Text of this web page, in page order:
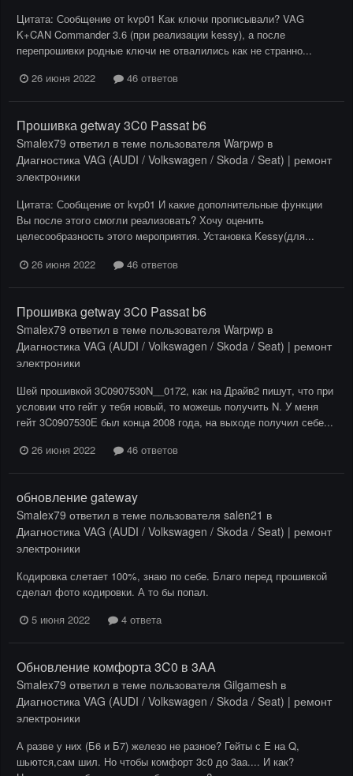
Цитата: Сообщение от kvp01 Как ключи прописывали? VAG
K+CAN Commander 3.6 (при реализации kessy), а после
перепрошивки родные ключи не отвалились как не странно...
26 июня 2022
46 ответов
Прошивка getway 3C0 Passat b6
Smalex79 ответил в теме пользователя Warpwp в
Диагностика VAG (AUDI / Volkswagen / Skoda / Seat) | ремонт
электроники
Цитата: Сообщение от kvp01 И какие дополнительные функции
Вы после этого смогли реализовать? Хочу оценить
целесообразность этого мероприятия. Установка Kessy(для...
26 июня 2022
46 ответов
Прошивка getway 3C0 Passat b6
Smalex79 ответил в теме пользователя Warpwp в
Диагностика VAG (AUDI / Volkswagen / Skoda / Seat) | ремонт
электроники
Шей прошивкой 3C0907530N__0172, как на Драйв2 пишут, что при
условии что гейт у тебя новый, то можешь получить N. У меня
гейт 3C0907530Е был конца 2008 года, на выходе получил себе...
26 июня 2022
46 ответов
обновление gateway
Smalex79 ответил в теме пользователя salen21 в
Диагностика VAG (AUDI / Volkswagen / Skoda / Seat) | ремонт
электроники
Кодировка слетает 100%, знаю по себе. Благо перед прошивкой
сделал фото кодировки. А то бы попал.
5 июня 2022
4 ответа
Обновление комфорта 3C0 в 3AA
Smalex79 ответил в теме пользователя Gilgamesh в
Диагностика VAG (AUDI / Volkswagen / Skoda / Seat) | ремонт
электроники
А разве у них (Б6 и Б7) железо не разное? Гейты с Е на Q,
шьются,сам шил. Но чтобы комфорт 3с0 до 3аа.... И как?